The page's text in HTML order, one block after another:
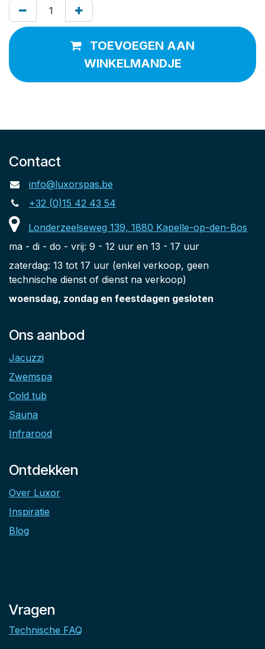
TOEVOEGEN AAN
WINKELMANDJE
Contact
info@luxorspas.be
+32 (0)15 42 43 54
Londerzeelseweg 139, 1880 Kapelle-op-den-Bos
ma - di - do - vrij: 9 - 12 uur en 13 - 17 uur
zaterdag: 13 tot 17 uur (enkel verkoop, geen
technische dienst of dienst na verkoop)
woensdag, zondag en feestdagen gesloten
Ons aanbod
Jacuzzi
Zwemspa
Cold tub
Sauna
Infrarood
Ontdekken
Over Luxor
Inspiratie
Blog
Vragen
Technische FAQ